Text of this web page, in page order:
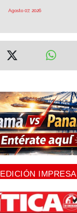
Agosto 07, 2026
EDICIÓN IMPRESA